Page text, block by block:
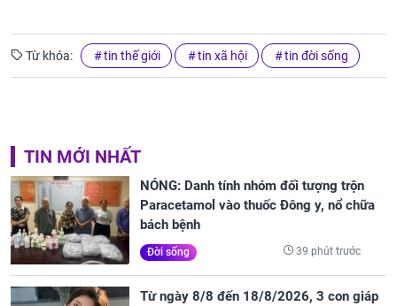
Từ khóa: tin thế giới tin xã hội tin đời sống
TIN MỚI NHẤT
NÓNG: Danh tính nhóm đối tượng trộn
Paracetamol vào thuốc Đông y, nổ chữa
bách bệnh
Đời sống 39 phút trước
Từ ngày 8/8 đến 18/8/2026, 3 con giáp